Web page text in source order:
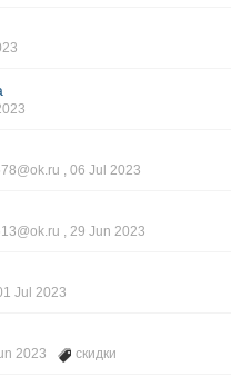
,06 Jul 2023
,29 Jun 2023
Jul 2023
2023 скидки